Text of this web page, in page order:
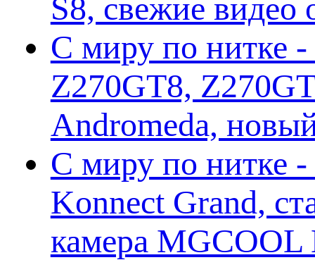
S8, свежие
С миру по нитке -
Z270GT8,
Andromeda,
С миру по нитке -
Konnect Grand,
камера MGCOOL